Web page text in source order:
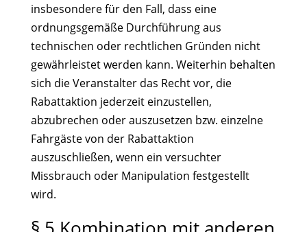
insbesondere für den Fall, dass eine
ordnungsgemäße Durchführung aus
technischen oder rechtlichen Gründen nicht
gewährleistet werden kann. Weiterhin behalten
sich die Veranstalter das Recht vor, die
Rabattaktion jederzeit einzustellen,
abzubrechen oder auszusetzen bzw. einzelne
Fahrgäste von der Rabattaktion
auszuschließen, wenn ein versuchter
Missbrauch oder Manipulation festgestellt
wird.